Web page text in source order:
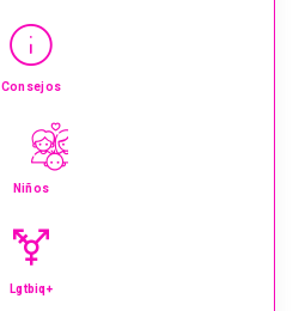
Consejos
Niños
Lgtbiq+